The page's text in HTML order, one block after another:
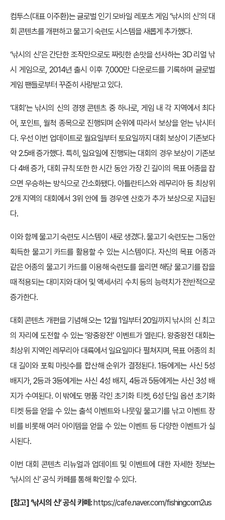
컴투스(대표 이주환)는 글로벌 인기 모바일 레포츠 게임 ‘낚시의 신’의 대
회 콘텐츠를 개편하고 물고기 숙련도 시스템을 새롭게 추가했다.
‘낚시의 신’은 간단한 조작만으로도 짜릿한 손맛을 선사하는 3D 리얼 낚
시 게임으로, 2014년 출시 이후 7,000만 다운로드를 기록하며 글로벌
게임 팬들로부터 꾸준히 사랑받고 있다.
‘대회’는 낚시의 신의 경쟁 콘텐츠 중 하나로, 게임 내 각 지역에서 최다
어, 포인트, 월척 종목으로 진행되며 순위에 따라서 보상을 얻는 낚시터
다. 우선 이번 업데이트로 월요일부터 토요일까지 대회 보상이 기존보다
약 2.5배 증가했다. 특히, 일요일에 진행되는 대회의 경우 보상이 기존보
다 4배 증가, 대회 규칙 또한 한 시간 동안 가장 긴 길이의 목표 어종을 잡
으면 우승하는 방식으로 간소화됐다. 아틀란티스와 레무리아 등 최상위
2개 지역의 대회에서 3위 안에 들 경우엔 산호가 추가 보상으로 지급된
다.
이와 함께 물고기 숙련도 시스템이 새로 생겼다. 물고기 숙련도는 그동안
획득한 물고기 카드를 활용할 수 있는 시스템이다. 자신의 목표 어종과
같은 어종의 물고기 카드를 이용해 숙련도를 올리면 해당 물고기를 잡을
때 적용되는 대미지와 대어 및 액세서리 수치 등의 능력치가 전반적으로
증가한다.
대회 콘텐츠 개편을 기념해 오는 12월 1일부터 20일까지 낚시의 신 최고
의 자리에 도전할 수 있는 ‘왕중왕전’ 이벤트가 열린다. 왕중왕전 대회는
최상위 지역인 레무리아 대륙에서 일요일마다 펼쳐지며, 목표 어종의 최
대 길이와 포획 마릿수를 합산해 순위가 결정된다. 1등에게는 사신 5성
배지가, 2등과 3등에게는 사신 4성 배지, 4등과 5등에게는 사신 3성 배
지가 수여된다. 이 밖에도 명품 각인 초기화 티켓, 6성 단일 옵션 초기화
티켓 등을 얻을 수 있는 출석 이벤트와 나뭇잎 물고기를 낚고 이벤트 장
비를 비롯해 여러 아이템을 얻을 수 있는 이벤트 등 다양한 이벤트가 실
시된다.
이번 대회 콘텐츠 리뉴얼과 업데이트 및 이벤트에 대한 자세한 정보는
‘낚시의 신’ 공식 카페를 통해 확인할 수 있다.
[참고] ‘낚시의 신’ 공식 카페:https://cafe.naver.com/fishingcom2us